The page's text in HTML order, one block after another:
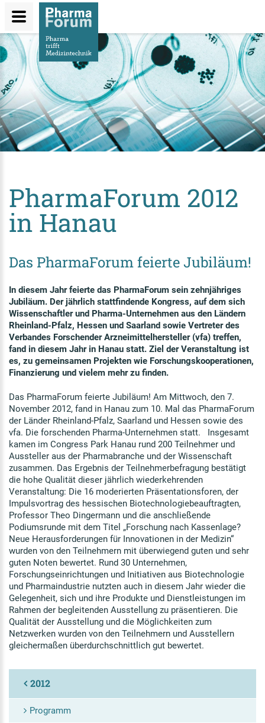
Direkt
zum
Inhalt
PharmaForum 2012
in Hanau
Das PharmaForum feierte Jubiläum!
In diesem Jahr feierte das PharmaForum sein zehnjähriges
Jubiläum. Der jährlich stattfindende Kongress, auf dem sich
Wissenschaftler und Pharma-Unternehmen aus den Ländern
Rheinland-Pfalz, Hessen und Saarland sowie Vertreter des
Verbandes Forschender Arzneimittelhersteller (vfa) treffen,
fand in diesem Jahr in Hanau statt. Ziel der Veranstaltung ist
es, zu gemeinsamen Projekten wie Forschungskooperationen,
Finanzierung und vielem mehr zu finden.
Das PharmaForum feierte Jubiläum! Am Mittwoch, den 7.
November 2012, fand in Hanau zum 10. Mal das PharmaForum
der Länder Rheinland-Pfalz, Saarland und Hessen sowie des
vfa. Die forschenden Pharma-Unternehmen statt. Insgesamt
kamen im Congress Park Hanau rund 200 Teilnehmer und
Aussteller aus der Pharmabranche und der Wissenschaft
zusammen. Das Ergebnis der Teilnehmerbefragung bestätigt
die hohe Qualität dieser jährlich wiederkehrenden
Veranstaltung: Die 16 moderierten Präsentationsforen, der
Impulsvortrag des hessischen Biotechnologiebeauftragten,
Professor Theo Dingermann und die anschließende
Podiumsrunde mit dem Titel „Forschung nach Kassenlage?
Neue Herausforderungen für Innovationen in der Medizin“
wurden von den Teilnehmern mit überwiegend guten und sehr
guten Noten bewertet. Rund 30 Unternehmen,
Forschungseinrichtungen und Initiativen aus Biotechnologie
und Pharmaindustrie nutzten auch in diesem Jahr wieder die
Gelegenheit, sich und ihre Produkte und Dienstleistungen im
Rahmen der begleitenden Ausstellung zu präsentieren. Die
Qualität der Ausstellung und die Möglichkeiten zum
Netzwerken wurden von den Teilnehmern und Ausstellern
gleichermaßen überdurchschnittlich gut bewertet.
2012
Programm